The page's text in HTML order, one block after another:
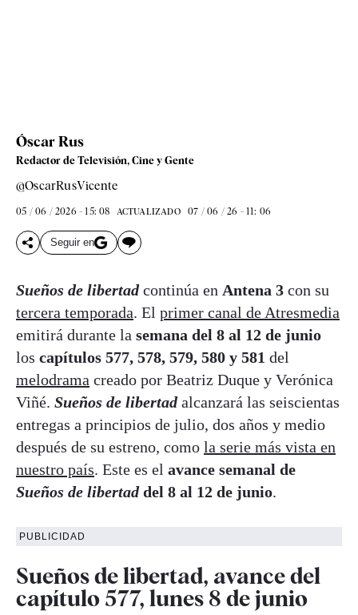
Óscar Rus
Redactor de Televisión, Cine y Gente
@OscarRusVicente
05 / 06 / 2026 - 15: 08 ACTUALIZADO 07 / 06 / 26 - 11: 06
Seguir en
Sueños de libertadcontinúa en Antena 3 con su
tercera temporada. El primer canal de Atresmedia
emitirá durante la semana del 8 al 12 de junio
los capítulos 577, 578, 579, 580 y 581 del
melodrama creado por Beatriz Duque y Verónica
Viñé. Sueños de libertadalcanzará las seiscientas
entregas a principios de julio, dos años y medio
después de su estreno, como la serie más vista en
nuestro país. Este es el avance semanal de
Sueños de libertaddel 8 al 12 de junio.
PUBLICIDAD
Sueños de libertad, avance del
capítulo 577, lunes 8 de junio